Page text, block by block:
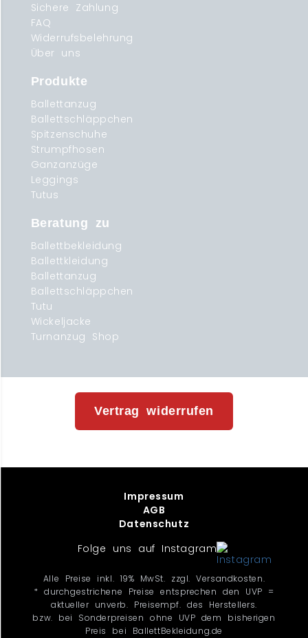
Sichere Zahlung
FAQ
Widerrufsbelehrung
Über uns
Produkte
Ballettanzug
Ballettschläppchen
Spitzenschuhe
Strumpfhosen
Ganzanzüge
Leggings
Tutus
Beratung zu
Ballettbekleidung
Ballettkleidung
Ballettanzug
Ballettschläppchen
Tutu
Wickeljacke
Turnanzug Shop
Vertrag widerrufen
Impressum
AGB
Datenschutz
Folge uns auf Instagram
Alle Preise inkl. 19% MwSt. zzgl. Versandkosten.
* durchgestrichene Preise entsprechen den UVP =
aktueller unverb. Preisempf. des Herstellers.
bzw. bei Sonderpreisen ohne UVP dem bisherigen
Preis bei BallettBekleidung.de